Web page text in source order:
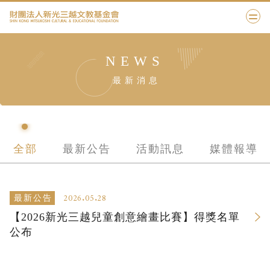
NEWS
最新消息
全部 最新公告 活動訊息 媒體報導
最新公告 2026.05.28
【2026新光三越兒童創意繪畫比賽】得獎名單
公布